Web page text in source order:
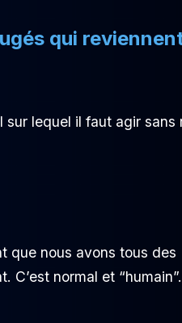
qui
sur lequel il faut agir sans
que nous avons tous des
normal et “humain”.